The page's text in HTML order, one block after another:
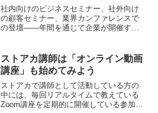
て再活用する方法
社内向けのビジネスセミナー、社外向け
の顧客セミナー、業界カンファレンスで
の登壇——年間を通じて企業が開催する
運営。多くの工数とコストをかけて実施
するイベントですが、終わっ...
ストアカ講師は「オンライン動画
講座」も始めてみよう
ストアカで講師として活動している方の
中には、毎回リアルタイムで教えている
Zoom講座を定期的に開催している参加者